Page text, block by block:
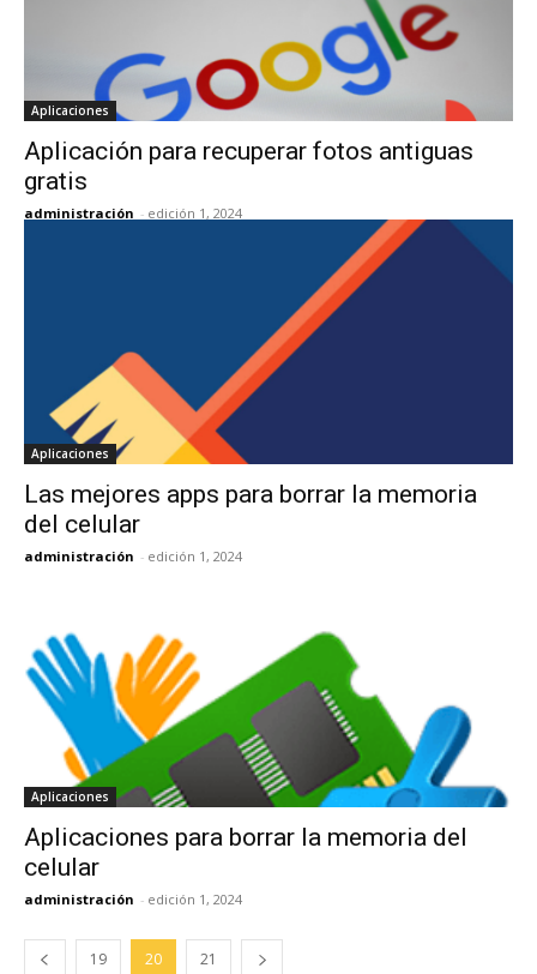
Aplicaciones
Aplicación para recuperar fotos antiguas
gratis
administración - edición 1, 2024
Aplicaciones
Las mejores apps para borrar la memoria
del celular
administración - edición 1, 2024
Aplicaciones
Aplicaciones para borrar la memoria del
celular
administración - edición 1, 2024
19 20 21